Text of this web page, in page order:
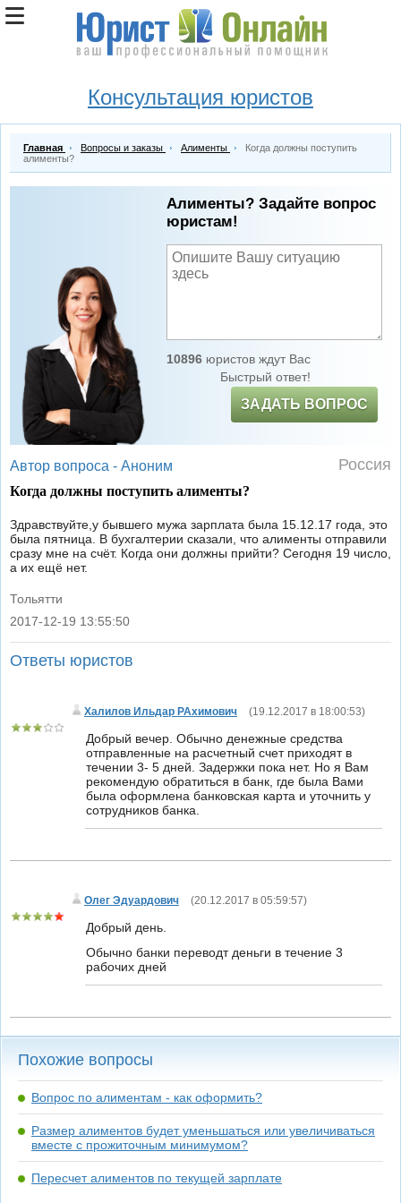
Консультация юристов
Главная Вопросы и заказы Алименты
Когда должны поступить
алименты?
Алименты? Задайте вопрос
юристам!
10896юристов ждут Вас
Быстрый ответ!
ЗАДАТЬ ВОПРОС
Автор вопроса - Аноним Россия
Когда должны поступить алименты?
Здравствуйте,у бывшего мужа зарплата была 15.12.17 года, это
была пятница. В бухгалтерии сказали, что алименты отправили
сразу мне на счёт. Когда они должны прийти? Сегодня 19 число,
а их ещё нет.
Тольятти
|
2017-12-19 13:55:50
Ответы юристов
Халилов Ильдар РАхимович (19.12.2017 в 18:00:53)
Добрый вечер. Обычно денежные средства
отправленные на расчетный счет приходят в
течении 3- 5 дней. Задержки пока нет. Но я Вам
рекомендую обратиться в банк, где была Вами
была оформлена банковская карта и уточнить у
сотрудников банка.
Олег Эдуардович (20.12.2017 в 05:59:57)
Добрый день.
Обычно банки переводт деньги в течение 3
рабочих дней
Похожие вопросы
Вопрос по алиментам - как оформить?
Размер алиментов будет уменьшаться или увеличиваться
вместе с прожиточным минимумом?
Пересчет алиментов по текущей зарплате